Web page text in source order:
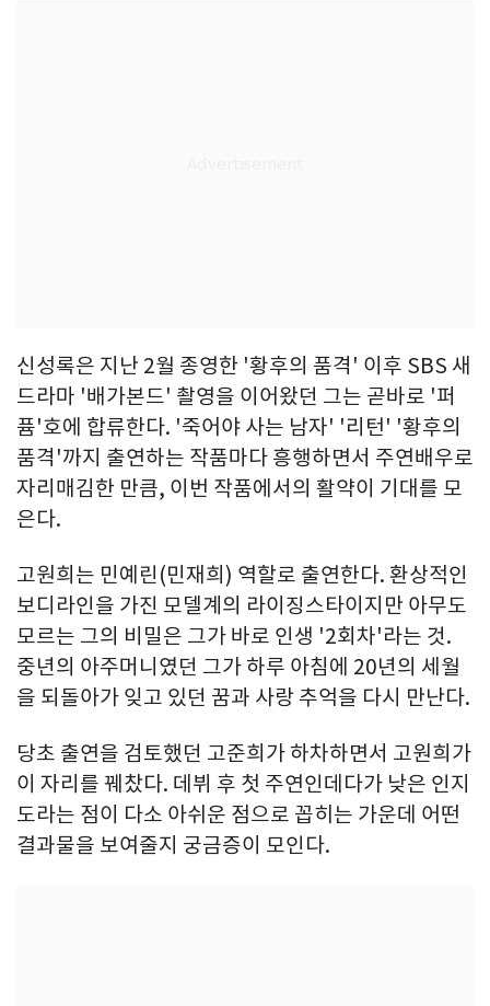
신성록은 지난 2월 종영한 '황후의 품격' 이후 SBS 새
드라마 '배가본드' 촬영을 이어왔던 그는 곧바로 '퍼
퓸'호에 합류한다. '죽어야 사는 남자' '리턴' '황후의
품격'까지 출연하는 작품마다 흥행하면서 주연배우로
자리매김한 만큼, 이번 작품에서의 활약이 기대를 모
은다.
고원희는 민예린(민재희) 역할로 출연한다. 환상적인
보디라인을 가진 모델계의 라이징스타이지만 아무도
모르는 그의 비밀은 그가 바로 인생 '2회차'라는 것.
중년의 아주머니였던 그가 하루 아침에 20년의 세월
을 되돌아가 잊고 있던 꿈과 사랑 추억을 다시 만난다.
당초 출연을 검토했던 고준희가 하차하면서 고원희가
이 자리를 꿰찼다. 데뷔 후 첫 주연인데다가 낮은 인지
도라는 점이 다소 아쉬운 점으로 꼽히는 가운데 어떤
결과물을 보여줄지 궁금증이 모인다.